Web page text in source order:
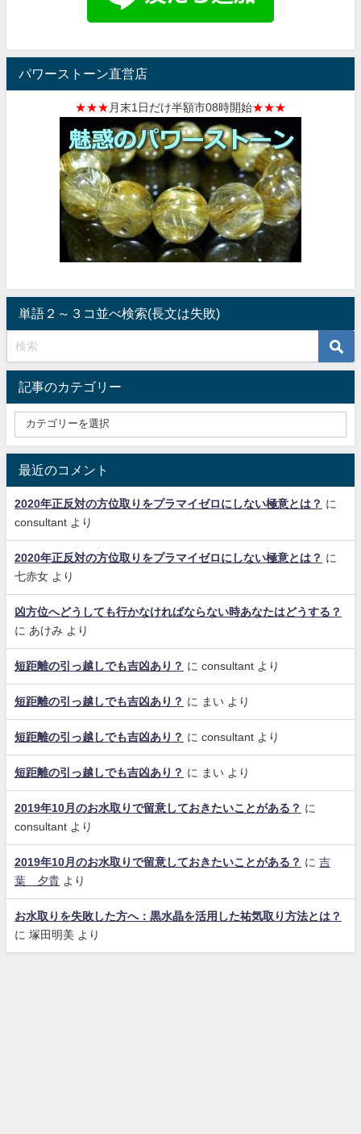
パワーストーン直営店
★★★ 月末1日だけ半額市08時開始★★★
単語２～３コ並べ検索(長文は失敗)
記事のカテゴリー
最近のコメント
2020年正反対の方位取りをプラマイゼロにしない極意とは？ に
consultant より
2020年正反対の方位取りをプラマイゼロにしない極意とは？ に
七赤女 より
凶方位へどうしても行かなければならない時あなたはどうする？
に あけみ より
短距離の引っ越しでも吉凶あり？ に consultant より
短距離の引っ越しでも吉凶あり？ に まい より
短距離の引っ越しでも吉凶あり？ に consultant より
短距離の引っ越しでも吉凶あり？ に まい より
2019年10月のお水取りで留意しておきたいことがある？ に
consultant より
2019年10月のお水取りで留意しておきたいことがある？ に 吉
葉 夕貴 より
お水取りを失敗した方へ：黒水晶を活用した祐気取り方法とは？
に 塚田明美 より